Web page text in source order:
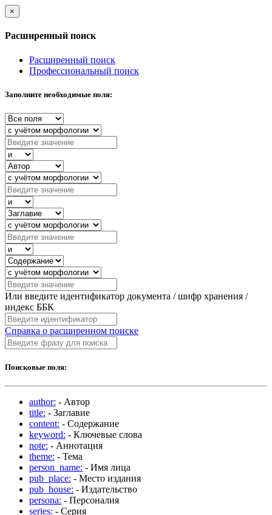
×
Расширенный поиск
Расширенный поиск
Профессиональный поиск
Заполните необходимые поля:
Или введите идентификатор документа / шифр хранения /
индекс ББК
Справка о расширенном поиске
Поисковые поля:
author: - Автор
title: - Заглавие
content: - Содержание
keyword: - Ключевые слова
note: - Аннотация
theme: - Тема
person_name: - Имя лица
pub_place: - Место издания
pub_house: - Издательство
persona: - Персоналия
series: - Серия